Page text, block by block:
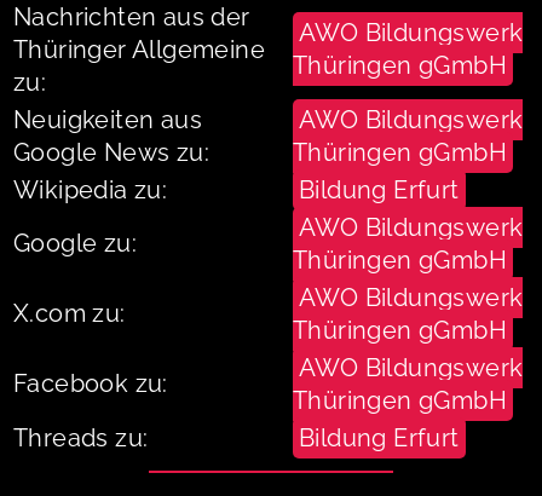
Nachrichten aus der
Thüringer Allgemeine
zu:
AWO Bildungswerk
Thüringen gGmbH
Neuigkeiten aus
Google News zu:
AWO Bildungswerk
Thüringen gGmbH
Wikipedia zu:
Bildung Erfurt
Google zu:
AWO Bildungswerk
Thüringen gGmbH
X.com zu:
AWO Bildungswerk
Thüringen gGmbH
Facebook zu:
AWO Bildungswerk
Thüringen gGmbH
Threads zu:
Bildung Erfurt